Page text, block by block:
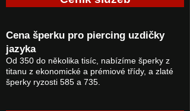
Cena šperku pro piercing uzdičky
jazyka
Od 350 do několika tisíc, nabízíme šperky z
titanu z ekonomické a prémiové třídy, a zlaté
šperky ryzosti 585 a 735.